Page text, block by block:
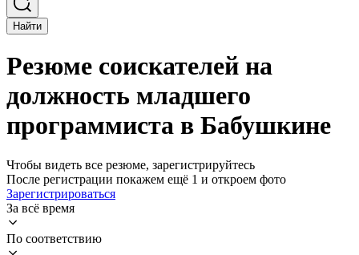
Найти
Резюме соискателей на
должность младшего
программиста в Бабушкине
Чтобы видеть все резюме, зарегистрируйтесь
После регистрации покажем ещё 1 и откроем фото
Зарегистрироваться
За всё время
По соответствию